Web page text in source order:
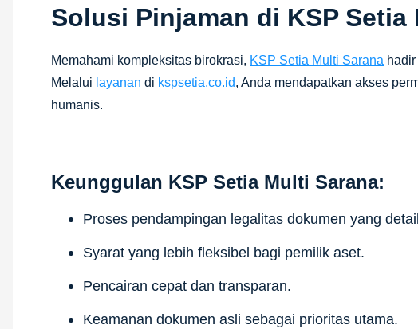
Solusi Pinjaman di KSP Setia
Memahami kompleksitas birokrasi, KSP Setia Multi Sarana
Melalui layanan di kspsetia.co.id, Anda mendapatkan akses
humanis.
Keunggulan KSP Setia Multi Sarana:
Proses pendampingan legalitas dokumen yang
Syarat yang lebih fleksibel bagi pemilik aset.
Pencairan cepat dan transparan.
Keamanan dokumen asli sebagai prioritas utama.